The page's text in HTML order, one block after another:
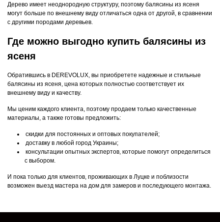
Дерево имеет неоднородную структуру, поэтому балясины из ясеня
могут больше по внешнему виду отличаться одна от другой, в сравнении
с другими породами деревьев.
Где можно выгодно купить балясины из
ясеня
Обратившись в DEREVOLUX, вы приобретете надежные и стильные
балясины из ясеня, цена которых полностью соответствует их
внешнему виду и качеству.
Мы ценим каждого клиента, поэтому продаем только качественные
материалы, а также готовы предложить:
скидки для постоянных и оптовых покупателей;
доставку в любой город Украины;
консультации опытных экспертов, которые помогут определиться
с выбором.
И пока только для клиентов, проживающих в Луцке и поблизости
возможен выезд мастера на дом для замеров и последующего монтажа.